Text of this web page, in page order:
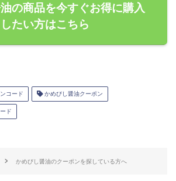
の商品を今すぐお得に購入
したい方はこちら
コード かめびし醤油クーポン
ド
かめびし醤油のクーポンを探している方へ